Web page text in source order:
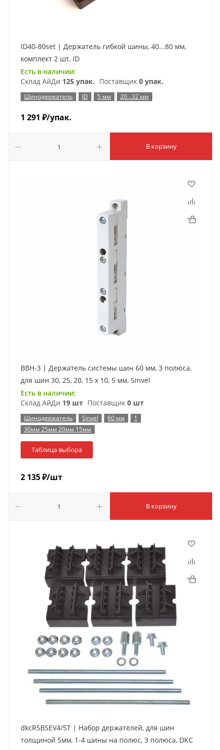
ID40-80set | Держатель гибкой шины, 40...80 мм,
комплект 2 шт, ID
Есть в наличии:
Склад АйДи 125 упак. Поставщик 0 упак.
Шинодержатель ID 5 мм 20…32 мм
1 291 ₽/упак.
В корзину
BBH-3 | Держатель системы шин 60 мм, 3 полюса,
для шин 30, 25, 20, 15 х 10, 5 мм, Sinvel
Есть в наличии:
Склад АйДи 19 шт Поставщик 0 шт
Шинодержатель Sinvel 60 мм
1
30мм 25мм 20мм 15мм
Таблица выбора
2 135₽/шт
В корзину
dkcR5BSEV4/5T | Набор держателей, для шин
толщиной 5мм, 1-4 шины на полюс, 3 полюса, DKC